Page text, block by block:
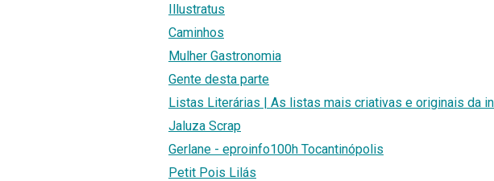
Illustratus
Caminhos
Mulher Gastronomia
Gente desta parte
Listas Literárias | As listas mais criativas e originais da
Jaluza Scrap
Gerlane - eproinfo100h Tocantinópolis
Petit Pois Lilás